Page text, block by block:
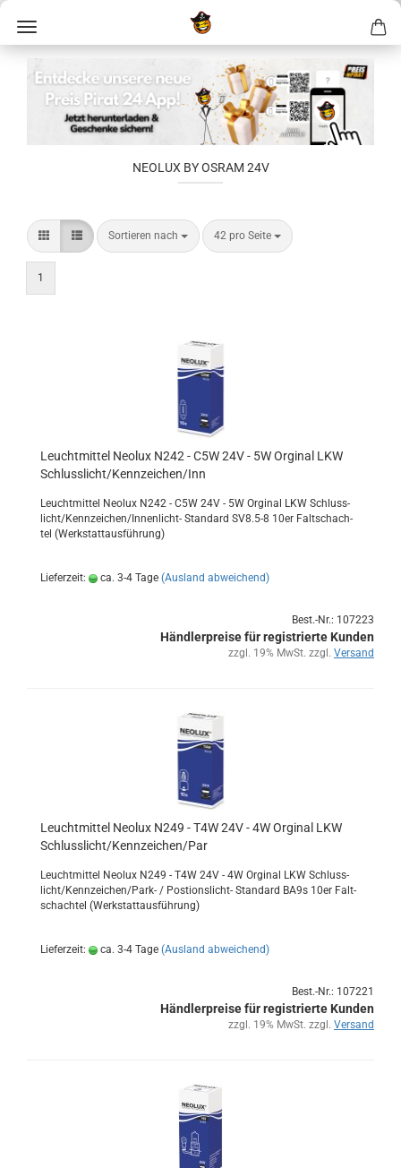
NEOLUX BY OSRAM 24V
Sortieren nach 42 pro Seite
1
Leucht­mit­tel Neo­lux N242 - C5W 24V - 5W Or­gi­nal LKW
Schluss­licht/Kenn­zei­chen/Inn
Leucht­mit­tel Neo­lux N242 - C5W 24V - 5W Or­gi­nal LKW Schluss­
licht/Kenn­zei­chen/Innenlicht-​ Stan­dard SV8.5-8 10er Falt­schach­
tel (Werk­statt­aus­füh­rung)
Lieferzeit: ca. 3-4 Tage (Ausland abweichend)
Best.-Nr.: 107223
Händlerpreise für registrierte Kunden
zzgl. 19% MwSt. zzgl. Versand
Leucht­mit­tel Neo­lux N249 - T4W 24V - 4W Or­gi­nal LKW
Schluss­licht/Kenn­zei­chen/Par
Leucht­mit­tel Neo­lux N249 - T4W 24V - 4W Or­gi­nal LKW Schluss­
licht/Kenn­zei­chen/Park- / Postionslicht-​ Stan­dard BA9s 10er Falt­
schach­tel (Werk­statt­aus­füh­rung)
Lieferzeit: ca. 3-4 Tage (Ausland abweichend)
Best.-Nr.: 107221
Händlerpreise für registrierte Kunden
zzgl. 19% MwSt. zzgl. Versand